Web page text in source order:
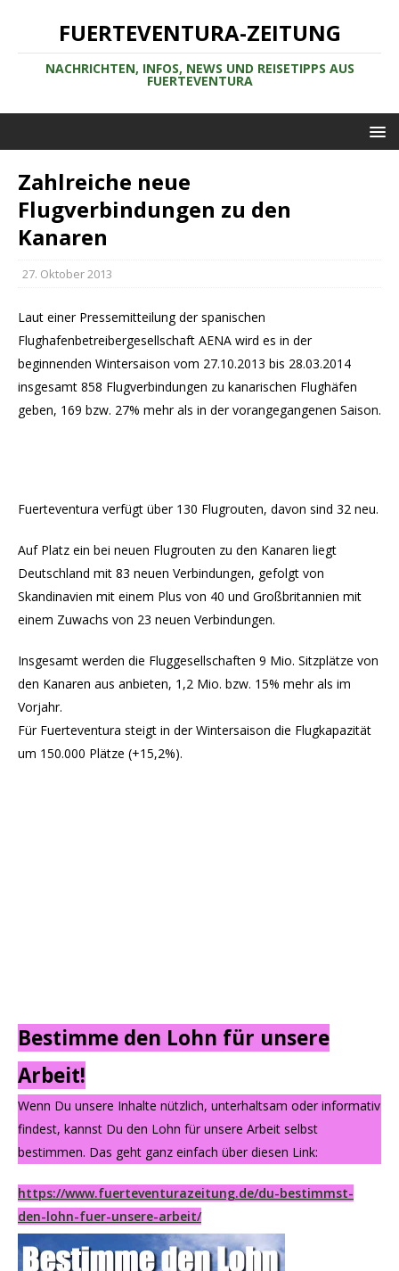
FUERTEVENTURA-ZEITUNG
NACHRICHTEN, INFOS, NEWS UND REISETIPPS AUS
FUERTEVENTURA
Zahlreiche neue
Flugverbindungen zu den
Kanaren
27. Oktober 2013
Laut einer Pressemitteilung der spanischen
Flughafenbetreibergesellschaft AENA wird es in der
beginnenden Wintersaison vom 27.10.2013 bis 28.03.2014
insgesamt 858 Flugverbindungen zu kanarischen Flughäfen
geben, 169 bzw. 27% mehr als in der vorangegangenen Saison.
Fuerteventura verfügt über 130 Flugrouten, davon sind 32 neu.
Auf Platz ein bei neuen Flugrouten zu den Kanaren liegt
Deutschland mit 83 neuen Verbindungen, gefolgt von
Skandinavien mit einem Plus von 40 und Großbritannien mit
einem Zuwachs von 23 neuen Verbindungen.
Insgesamt werden die Fluggesellschaften 9 Mio. Sitzplätze von
den Kanaren aus anbieten, 1,2 Mio. bzw. 15% mehr als im
Vorjahr.
Für Fuerteventura steigt in der Wintersaison die Flugkapazität
um 150.000 Plätze (+15,2%).
Bestimme den Lohn für unsere
Arbeit!
Wenn Du unsere Inhalte nützlich, unterhaltsam oder informativ
findest, kannst Du den Lohn für unsere Arbeit selbst
bestimmen. Das geht ganz einfach über diesen Link:
https://www.fuerteventurazeitung.de/du-bestimmst-
den-lohn-fuer-unsere-arbeit/